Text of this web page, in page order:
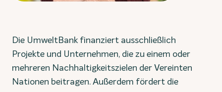
Die UmweltBank finanziert ausschließlich
Projekte und Unternehmen, die zu einem oder
mehreren Nachhaltigkeitszielen der Vereinten
Nationen beitragen. Außerdem fördert die